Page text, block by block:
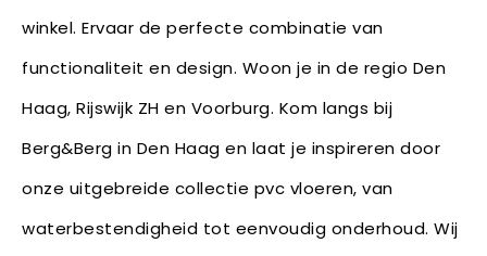
winkel. Ervaar de perfecte combinatie van
functionaliteit en design. Woon je in de regio Den
Haag, Rijswijk ZH en Voorburg. Kom langs bij
Berg&Berg in Den Haag en laat je inspireren door
onze uitgebreide collectie pvc vloeren, van
waterbestendigheid tot eenvoudig onderhoud. Wij